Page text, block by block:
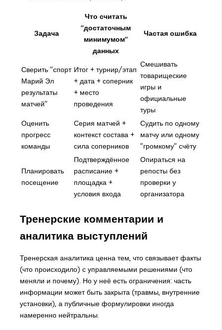
Задача
Что считать
"достаточным
минимумом"
данных
Частая ошибка
Сверить "спорт
Марий Эл
результаты
матчей"
Итог + турнир/этап
+ дата + соперник
+ место
проведения
Смешивать
товарищеские
игры и
официальные
туры
Оценить
прогресс
команды
Серия матчей +
контекст состава +
сила соперников
Судить по одному
матчу или одному
"громкому" счёту
Планировать
посещение
Подтверждённое
расписание +
площадка +
условия входа
Опираться на
репосты без
проверки у
организатора
Тренерские комментарии и
аналитика выступлений
Тренерская аналитика ценна тем, что связывает факты
(что происходило) с управляемыми решениями (что
меняли и почему). Но у неё есть ограничения: часть
информации может быть закрыта (травмы, внутренние
установки), а публичные формулировки иногда
намеренно нейтральны.